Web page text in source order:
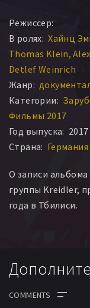
Режиссер:
В ролях: Хайнц
Thomas Klein
Detlef Weinrich
Жанр:
Категории:
Фильмы 2017
Год выпуска: 2017
Страна:
О записи
группы Kreidler,
года в Тбилиси.